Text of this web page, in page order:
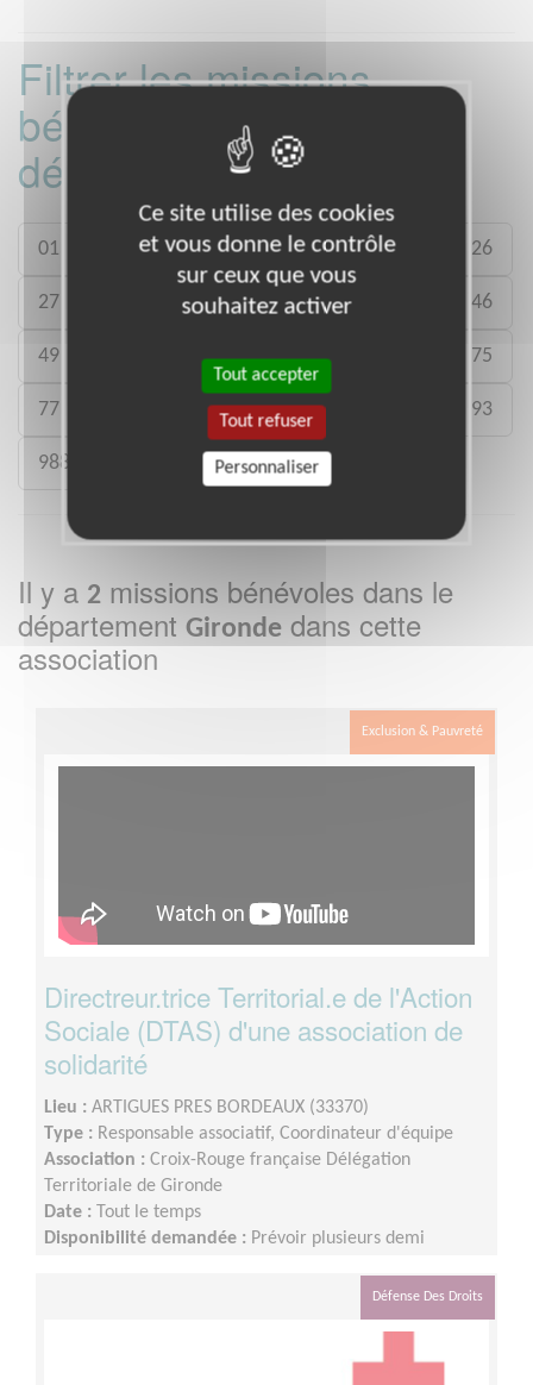
Filtrer les missions
bénévoles par
département :
01 13 15 20 21 26
27 33 35 38 39 46
49 59 61 75
77 88 89 93
988
Il y a 2 missions bénévoles dans le
département Gironde dans cette
association
Exclusion & Pauvreté
Directreur.trice Territorial.e de l'Action
Sociale (DTAS) d'une association de
solidarité
Lieu : ARTIGUES PRES BORDEAUX (33370)
Type : Responsable associatif, Coordinateur d'équipe
Association : Croix-Rouge française Délégation
Territoriale de Gironde
Date : Tout le temps
Disponibilité demandée : Prévoir plusieurs demi
Défense Des Droits
Ce site utilise des cookies
et vous donne le contrôle
sur ceux que vous
souhaitez activer
Tout accepter
Tout refuser
Personnaliser